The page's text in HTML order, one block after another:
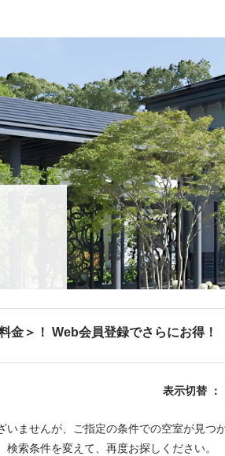
金＞！ Web会員登録でさらにお得！
表示切替 ：
いませんが、ご指定の条件での空室が見つ
検索条件を変えて、再度お探しください。